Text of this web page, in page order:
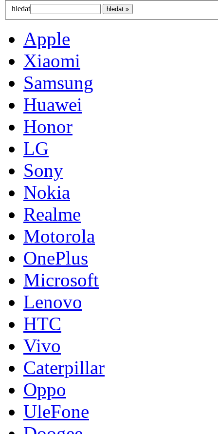
hledat
Apple
Xiaomi
Samsung
Huawei
Honor
LG
Sony
Nokia
Realme
Motorola
OnePlus
Microsoft
Lenovo
HTC
Vivo
Caterpillar
Oppo
UleFone